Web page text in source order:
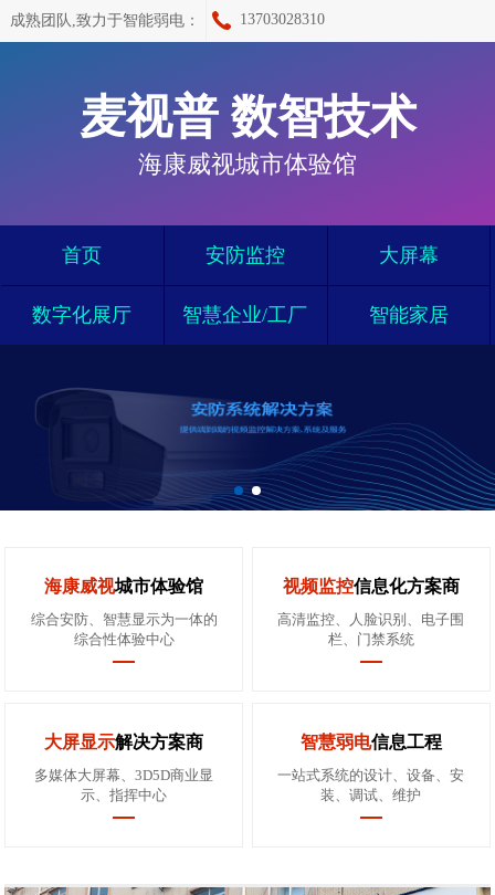
成熟团队,致力于智能弱电： 13703028310
麦视普 数智技术
海康威视城市体验馆
首页 安防监控 大屏幕
数字化展厅 智慧企业/工厂 智能家居
海康威视城市体验馆
综合安防、智慧显示为一体的
综合性体验中心
视频监控信息化方案商
高清监控、人脸识别、电子围
栏、门禁系统
大屏显示解决方案商
多媒体大屏幕、3D5D商业显
示、指挥中心
智慧弱电信息工程
一站式系统的设计、设备、安
装、调试、维护